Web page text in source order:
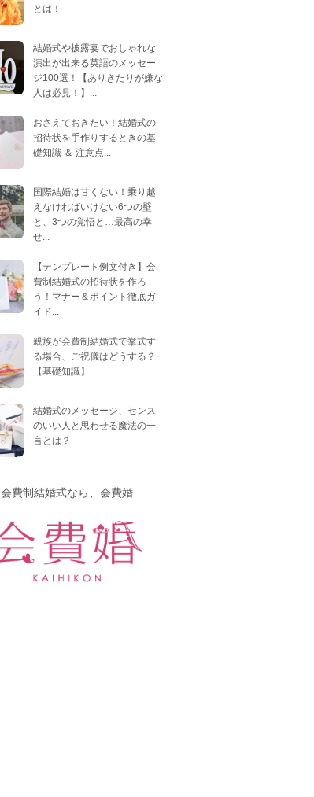
とは！
結婚式や披露宴でおしゃれな
演出が出来る英語のメッセー
ジ100選！【ありきたりが嫌な
人は必見！】...
おさえておきたい！結婚式の
招待状を手作りするときの基
礎知識 ＆ 注意点...
国際結婚は甘くない！乗り越
えなければいけない6つの壁
と、3つの覚悟と…最高の幸
せ...
【テンプレート例文付き】会
費制結婚式の招待状を作ろ
う！マナー＆ポイント徹底ガ
イド...
親族が会費制結婚式で挙式す
る場合、ご祝儀はどうする？
【基礎知識】
結婚式のメッセージ、センス
のいい人と思わせる魔法の一
言とは？
会費制結婚式なら、会費婚